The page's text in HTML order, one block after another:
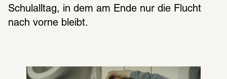
Schulalltag, in dem am Ende nur die Flucht
nach vorne bleibt.